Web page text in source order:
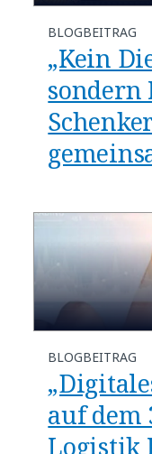
BLOGBEITRAG
„Kein
sondern
BLOGBEITRAG
auf dem
Logistik